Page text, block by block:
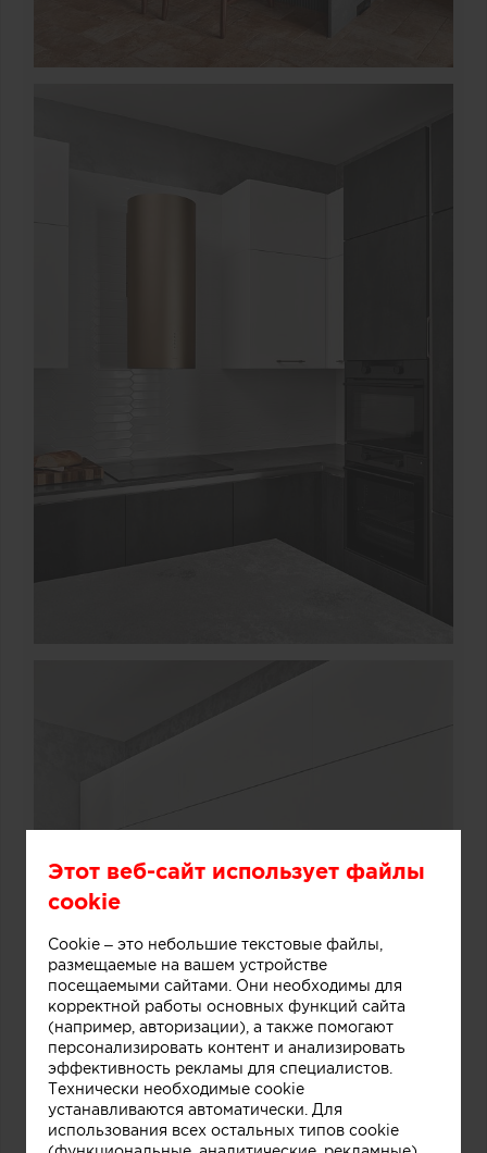
Этот веб-сайт использует файлы
cookie
Cookie – это небольшие текстовые файлы,
размещаемые на вашем устройстве
посещаемыми сайтами. Они необходимы для
корректной работы основных функций сайта
(например, авторизации), а также помогают
персонализировать контент и анализировать
эффективность рекламы для специалистов.
Технически необходимые cookie
устанавливаются автоматически. Для
использования всех остальных типов cookie